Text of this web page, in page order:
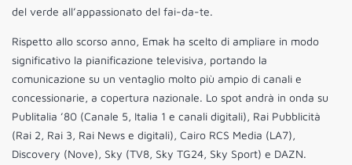
del verde all’appassionato del fai-da-te.
Rispetto allo scorso anno, Emak ha scelto di ampliare in modo
significativo la pianificazione televisiva, portando la
comunicazione su un ventaglio molto più ampio di canali e
concessionarie, a copertura nazionale. Lo spot andrà in onda su
Publitalia ’80 (Canale 5, Italia 1 e canali digitali), Rai Pubblicità
(Rai 2, Rai 3, Rai News e digitali), Cairo RCS Media (LA7),
Discovery (Nove), Sky (TV8, Sky TG24, Sky Sport) e DAZN.